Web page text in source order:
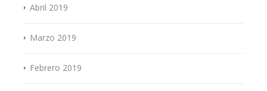
Abril 2019
Marzo 2019
Febrero 2019